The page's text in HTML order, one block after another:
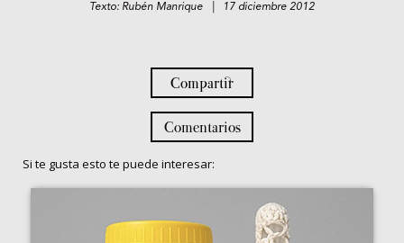
Texto: Rubén Manrique | 17 diciembre 2012
Compartir
Comentarios
Si te gusta esto te puede interesar: